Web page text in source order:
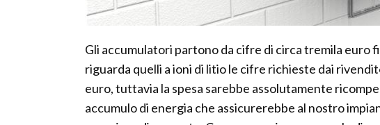
Gli accumulatori partono da cifre di circa tremila euro
riguarda quelli a ioni di litio le cifre richieste dai
euro, tuttavia la spesa sarebbe assolutamente
accumulo di energia che assicurerebbe al nostro